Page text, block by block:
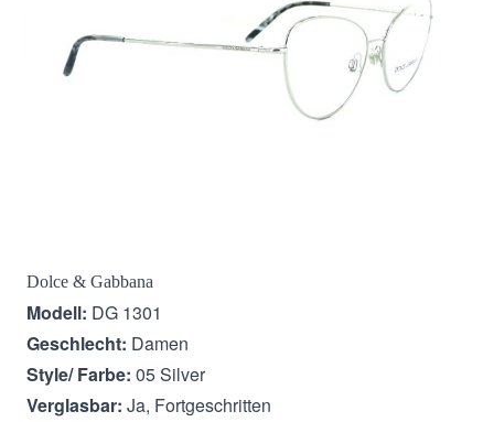
Dolce & Gabbana
Modell: DG 1301
Geschlecht: Damen
Style/ Farbe: 05 Silver
Verglasbar: Ja, Fortgeschritten